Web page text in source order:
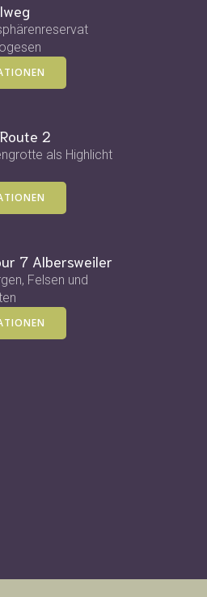
2
als Highlicht
7 Albersweiler
Felsen und